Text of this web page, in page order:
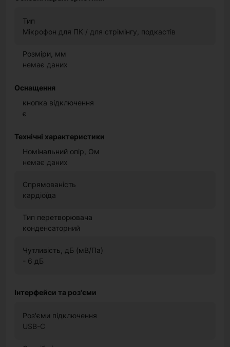
Тип
Мікрофон для ПК / для стрімінгу, подкастів
Розміри, мм
немає даних
Оснащення
кнопка відключення
є
Технічні характеристики
Номінальний опір, Ом
немає даних
Спрямованість
кардіоїда
Тип перетворювача
конденсаторний
Чутливість, дБ (мВ/Па)
- 6 дБ
Інтерфейси та роз'єми
Роз'єми підключення
USB-C